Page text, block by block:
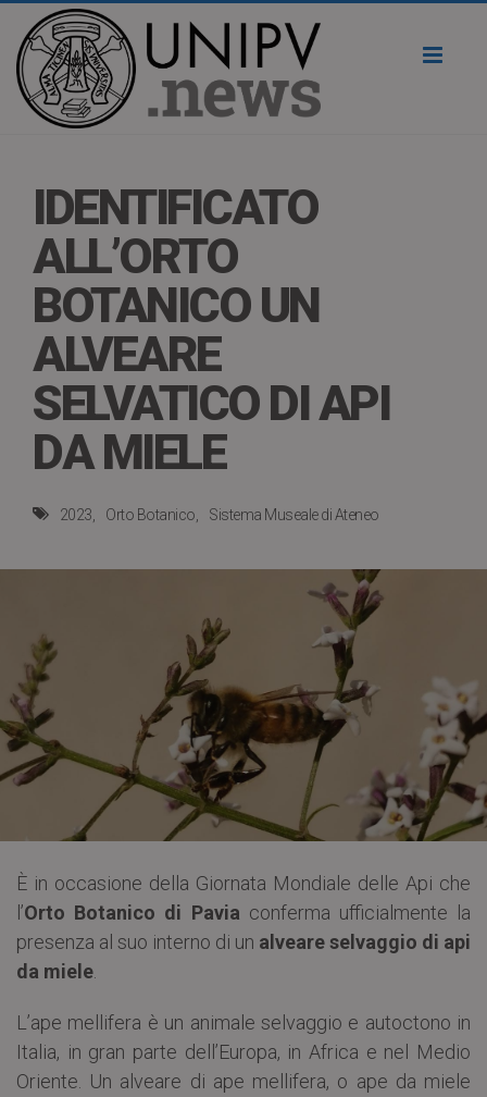
IDENTIFICATO
ALL’ORTO
BOTANICO UN
ALVEARE
SELVATICO DI API
DA MIELE
2023 Orto Botanico Sistema Museale di Ateneo
È in occasione della Giornata Mondiale delle Api che
l’Orto Botanico di Pavia conferma ufficialmente la
presenza al suo interno di un alveare selvaggio di api
da miele
L’ape mellifera è un animale selvaggio e autoctono in
Italia, in gran parte dell’Europa, in Africa e nel Medio
Oriente. Un alveare di ape mellifera, o ape da miele